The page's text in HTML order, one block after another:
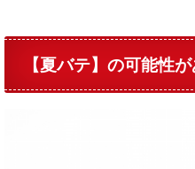
【夏バテ】の可能性